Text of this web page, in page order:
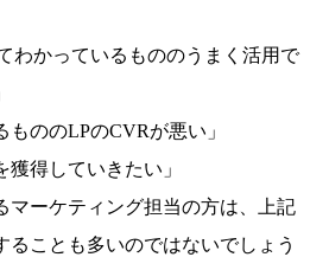
わかっているもののうまく活用で
もののLPのCVRが悪い」
獲得していきたい」
マーケティング担当の方は、上記
ることも多いのではないでしょう